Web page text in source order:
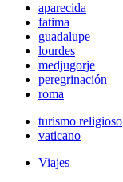
aparecida
fatima
guadalupe
lourdes
medjugorje
peregrinación
roma
turismo religioso
vaticano
Viajes